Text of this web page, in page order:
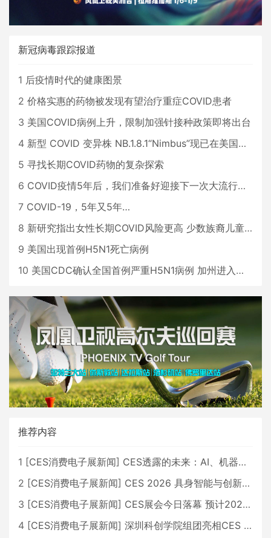
新冠病毒跟踪报道
1 后疫情时代的健康图景
2 价格实惠的药物被发现有望治疗重症COVID患者
3 美国COVID病例上升，限制加强针接种政策即将出台
4 新型 COVID 变异株 NB.1.8.1“Nimbus”现已在美国占据主导地位
5 寻找长期COVID药物的复杂探索
6 COVID疫情5年后，我们准备好迎接下一次大流行了吗？
7 COVID-19，5年又5年…
8 新研究指出女性长期COVID风险更高 少数族裔儿童存在差异
9 美国出现首例H5N1死亡病例
10 美国CDC确认全国首例严重H5N1病例 加州进入紧急状态
推荐内容
1 [CES消费电子展新闻] CES透露的未来：AI、机器人与智能生活大爆发
2 [CES消费电子展新闻] CES 2026 具身智能与创新领域 中国公司大放异彩
3 [CES消费电子展新闻] CES展会今日落幕 预计2026行业收入将超五千亿美元
4 [CES消费电子展新闻] 深圳科创学院组团亮相CES 广受好评